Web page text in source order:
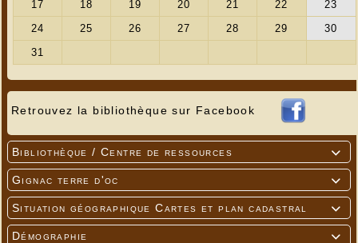
Retrouvez la bibliothèque sur Facebook

Bibliothèque / Centre de ressources

Gignac terre d'oc

Situation géographique Cartes et plan cadastral

Démographie